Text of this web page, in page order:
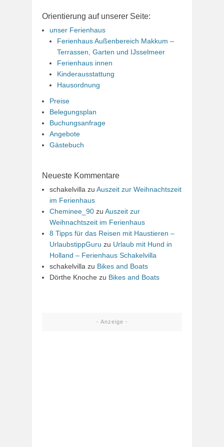
Orientierung auf unserer Seite:
unser Ferienhaus
Ferienhaus Außenbereich Makkum –
Terrassen, Garten und IJsselmeer
Ferienhaus innen
Kinderausstattung
Hausordnung
Preise
Belegungsplan
Buchungsanfrage
Angebote
Gästebuch
Neueste Kommentare
schakelvilla zu Auszeit zur Weihnachtszeit
im Ferienhaus
Cheminee_90 zu Auszeit zur
Weihnachtszeit im Ferienhaus
8 Tipps für das Reisen mit Haustieren –
UrlaubstippGuru zu Urlaub mit Hund in
Holland – Ferienhaus Schakelvilla
schakelvilla zu Bikes and Boats
Dörthe Knoche zu Bikes and Boats
- Anzeige -